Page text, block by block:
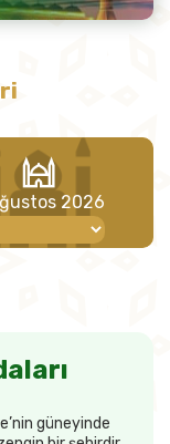
Öğle
2026
güneyinde